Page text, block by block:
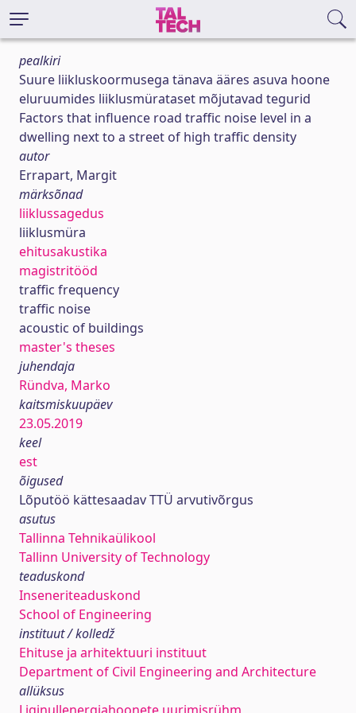
pealkiri
Suure liikluskoormusega tänava ääres asuva hoone
eluruumides liiklusmürataset mõjutavad tegurid
Factors that influence road traffic noise level in a
dwelling next to a street of high traffic density
autor
Errapart, Margit
märksõnad
liiklussagedus
liiklusmüra
ehitusakustika
magistritööd
traffic frequency
traffic noise
acoustic of buildings
master's theses
juhendaja
Ründva, Marko
kaitsmiskuupäev
23.05.2019
keel
est
õigused
Lõputöö kättesaadav TTÜ arvutivõrgus
asutus
Tallinna Tehnikaülikool
Tallinn University of Technology
teaduskond
Inseneriteaduskond
School of Engineering
instituut / kolledž
Ehituse ja arhitektuuri instituut
Department of Civil Engineering and Architecture
allüksus